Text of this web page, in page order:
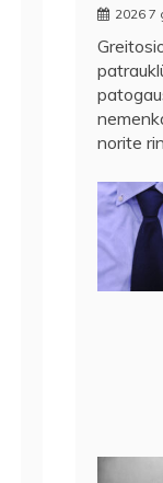
2026 7
norite